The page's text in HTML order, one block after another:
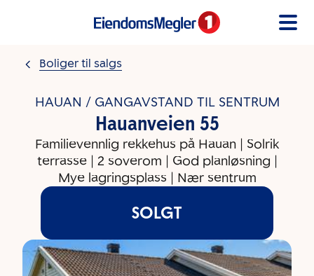
Boliger til salgs
HAUAN / GANGAVSTAND TIL SENTRUM
Hauanveien 55
Familievennlig rekkehus på Hauan | Solrik
terrasse | 2 soverom | God planløsning |
Mye lagringsplass | Nær sentrum
SOLGT